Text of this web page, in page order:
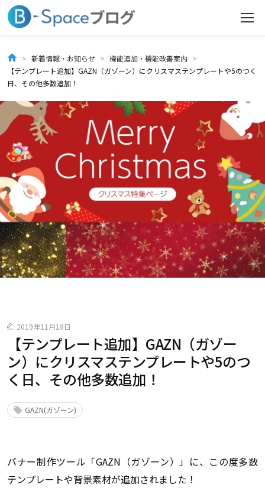
コ
テ
ン
ツ
へ
ス
キ
ッ
プ
新着情報・お知らせ
機能追加・機能改善案内
【テンプレート追加】GAZN（ガゾーン）にクリスマステンプレートや5のつく
日、その他多数追加！
2019年11月18日
【テンプレート追加】GAZN（ガゾー
ン）にクリスマステンプレートや5のつ
く日、その他多数追加！
GAZN(ガゾーン)
バナー制作ツール「GAZN（ガゾーン）」に、この度多数
テンプレートや背景素材が追加されました！